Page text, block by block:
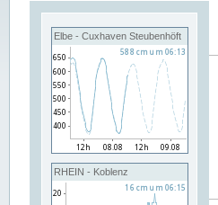
Elbe - Cuxhaven Steubenhöft
RHEIN - Koblenz